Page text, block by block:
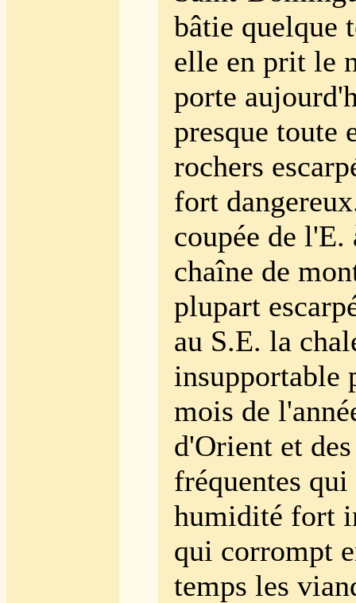
bâtie quelque
elle en prit le
porte
presque toute
rochers
fort
coupée de
chaîne de
plupart
au S.E. la
insupportable
mois de
d'Orient et
fréquentes
humidité fort
qui corrompt
temps les